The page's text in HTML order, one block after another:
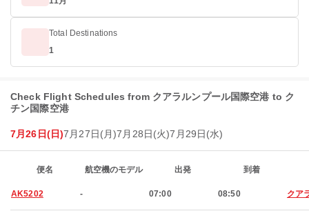
Total Destinations
1
Check Flight Schedules from クアラルンプール国際空港 to ク
チン国際空港
7月26日(日)7月27日(月)7月28日(火)7月29日(水)
便名 航空機のモデル 出発 到着
AK5202 - 07:00 08:50 クア